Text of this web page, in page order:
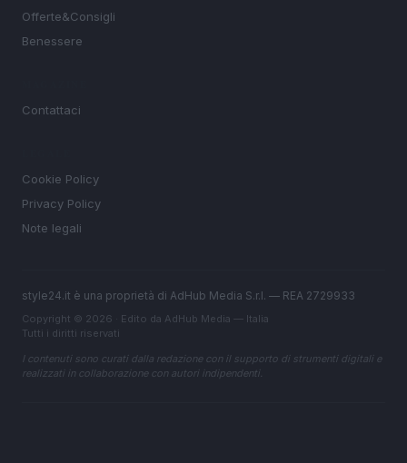
Offerte&Consigli
Benessere
Contattaci
Cookie Policy
Privacy Policy
Note legali
style24.it è una proprietà di AdHub Media S.r.l. — REA 2729933
Copyright © 2026 · Edito da AdHub Media — Italia
Tutti i diritti riservati
I contenuti sono curati dalla redazione con il supporto di strumenti digitali e
realizzati in collaborazione con autori indipendenti.